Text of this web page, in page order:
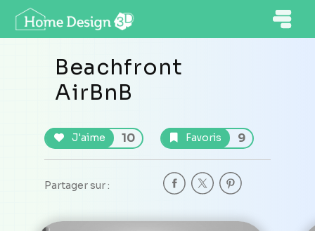
Beachfront
AirBnB
J'aime 10 Favoris 9
Partager sur :